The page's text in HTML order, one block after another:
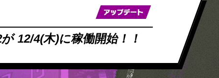
12/4(木)に稼働開始！！